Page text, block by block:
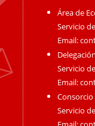
Área de
Servicio
Email:
Servicio
Email:
Consorcio
Servicio